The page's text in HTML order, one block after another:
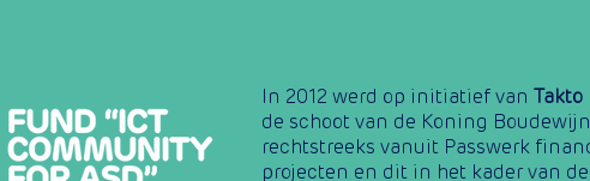
In 2012 werd op initiatief van Takto
de schoot van de Koning
rechtstreeks vanuit Passwerk
projecten en dit in het kader van de